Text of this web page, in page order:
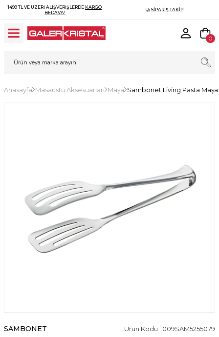
1499 TL VE ÜZERI ALIŞVERIŞLERDE KARGO
BEDAVA!
SIPARIŞ TAKIP
0
Anasayfa Masaüstü Aksesuarları Maşa Sambonet Living Pasta
SAMBONET Ürün Kodu : 009SAM5255079